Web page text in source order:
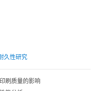
久性研究
刷质量的影响